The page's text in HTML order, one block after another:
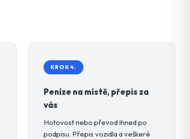
KROK 4.
Peníze na místě, přepis za
vás
Hotovost nebo převod ihned po
podpisu. Přepis vozidla a veškeré